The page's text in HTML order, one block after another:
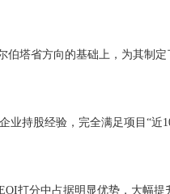
伯塔省方向的基础上，为其制定
业持股经验，完全满足项目“近
打分中占据明显优势，大幅提